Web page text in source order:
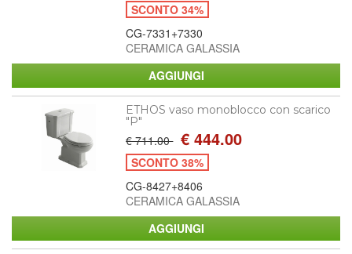
SCONTO 34%
CG-7331+7330
CERAMICA GALASSIA
ETHOS vaso monoblocco con scarico
"P"
€ 711.00 € 444.00
SCONTO 38%
CG-8427+8406
CERAMICA GALASSIA